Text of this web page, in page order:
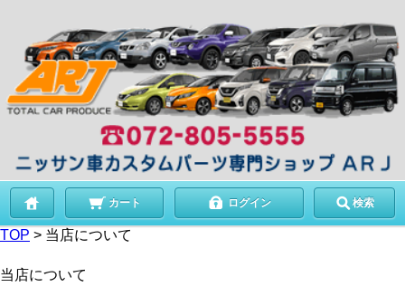
カート ログイン 検索
TOP > 当店について
当店について